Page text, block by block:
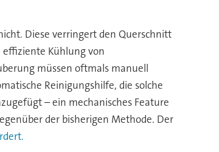
Diese verringert den Querschnitt
Kühlung von
müssen oftmals manuell
Reinigungshilfe, die solche
– ein mechanisches Feature
der bisherigen Methode. Der